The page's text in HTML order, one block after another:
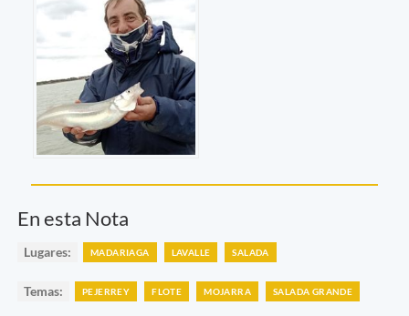
En esta Nota
Lugares: MADARIAGA LAVALLE SALADA
Temas: PEJERREY FLOTE MOJARRA SALADA GRANDE